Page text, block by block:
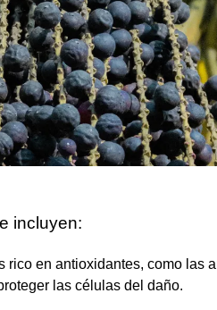
incluyen:
rico en antioxidantes, como las
las células del daño.